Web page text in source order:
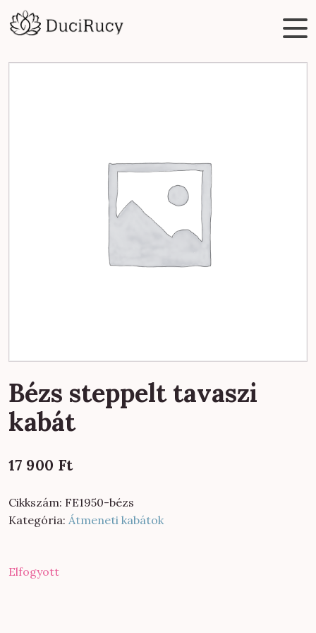
Bézs steppelt tavaszi
kabát
17 900 Ft
Cikkszám: FE1950-bézs
Kategória: Átmeneti kabátok
Elfogyott